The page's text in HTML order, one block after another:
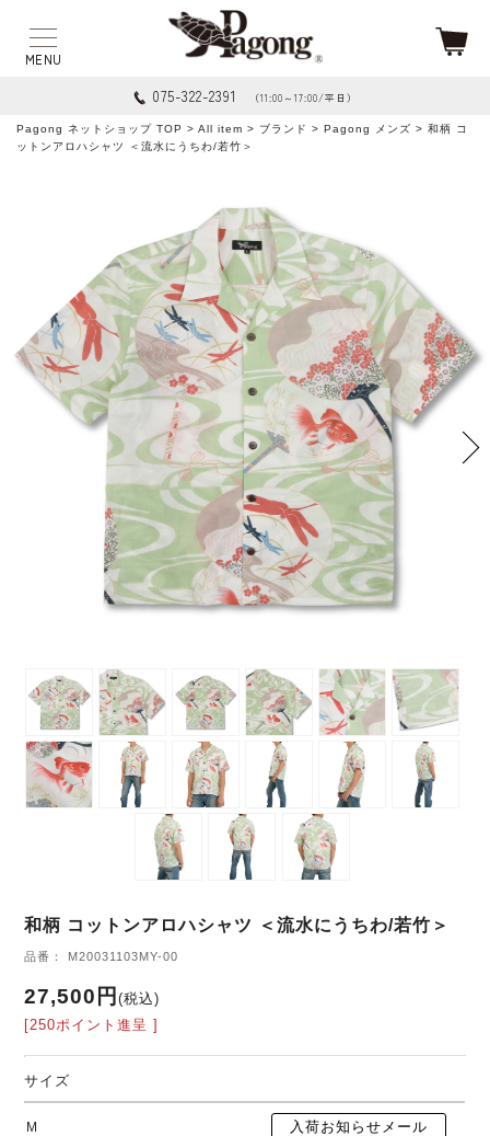
075-322-2391 （11:00～17:00/平日）
Pagong ネットショップ TOP > All item > ブランド > Pagong メンズ > 和柄 コ
ットンアロハシャツ ＜流水にうちわ/若竹＞
和柄 コットンアロハシャツ ＜流水にうちわ/若竹＞
品番： M20031103MY-00
27,500円(税込)
[250ポイント進呈 ]
サイズ
M